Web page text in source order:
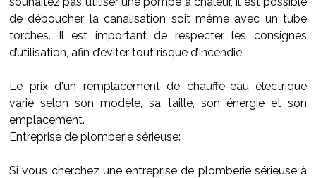
de déboucher la canalisation soit même avec un tube
torches. Il est important de respecter les consignes
d’utilisation, afin d’éviter tout risque d’incendie.
Le prix d'un remplacement de chauffe-eau électrique
varie selon son modèle, sa taille, son énergie et son
emplacement.
Entreprise de plomberie sérieuse:
Si vous cherchez une entreprise de plomberie sérieuse à